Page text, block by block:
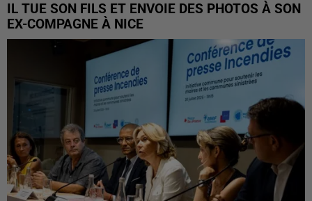
IL TUE SON FILS ET ENVOIE DES PHOTOS À SON
EX-COMPAGNE À NICE